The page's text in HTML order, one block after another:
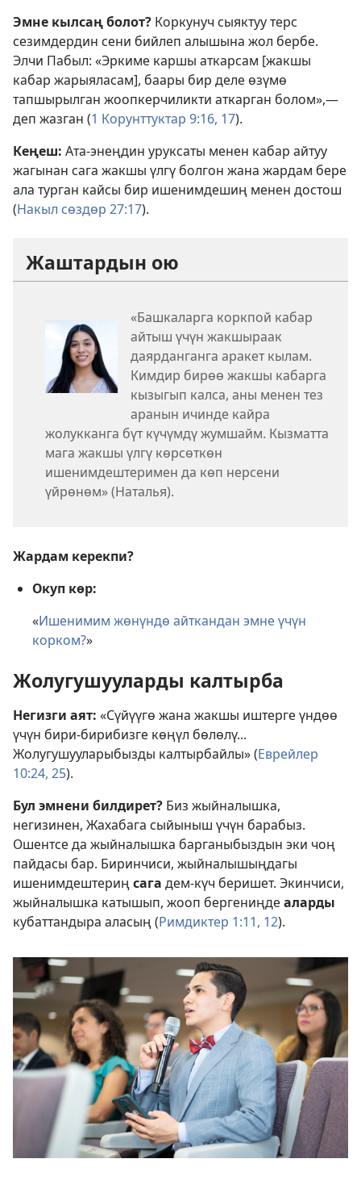
Эмне кылсаң болот? Коркунуч сыяктуу терс
сезимдердин сени бийлеп алышына жол бербе.
Элчи Пабыл: «Эркиме каршы аткарсам [жакшы
кабар жарыяласам], баары бир деле өзүмө
тапшырылган жоопкерчиликти аткарган болом»,—
деп жазган (1 Корунттуктар 9:16, 17).
Кеңеш: Ата-энеңдин уруксаты менен кабар айтуу
жагынан сага жакшы үлгү болгон жана жардам бере
ала турган кайсы бир ишенимдешиң менен достош
(Накыл сөздөр 27:17).
Жаштардын ою
«Башкаларга коркпой кабар
айтыш үчүн жакшыраак
даярданганга аракет кылам.
Кимдир бирөө жакшы кабарга
кызыгып калса, аны менен тез
аранын ичинде кайра
жолукканга бүт күчүмдү жумшайм. Кызматта
мага жакшы үлгү көрсөткөн
ишенимдештеримен да көп нерсени
үйрөнөм» (Наталья).
Жардам керекпи?
Окуп көр:
«Ишенимим жөнүндө айткандан эмне үчүн
корком?»
Жолугушууларды калтырба
Негизги аят: «Сүйүүгө жана жакшы иштерге үндөө
үчүн бири-бирибизге көңүл бөлөлү...
Жолугушууларыбызды калтырбайлы» (Еврейлер
10:24, 25).
Бул эмнени билдирет? Биз жыйналышка,
негизинен, Жахабага сыйыныш үчүн барабыз.
Ошентсе да жыйналышка барганыбыздын эки чоң
пайдасы бар. Биринчиси, жыйналышыңдагы
ишенимдештериң сага дем-күч беришет. Экинчиси,
жыйналышка катышып, жооп бергениңде аларды
кубаттандыра аласың (Римдиктер 1:11, 12).